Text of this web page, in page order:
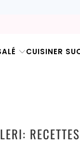
CUISINER